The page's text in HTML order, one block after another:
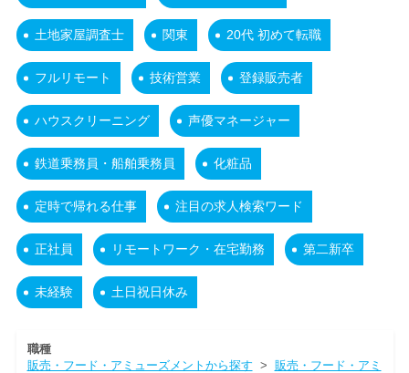
土地家屋調査士 関東 20代 初めて転職
フルリモート 技術営業 登録販売者
ハウスクリーニング 声優マネージャー
鉄道乗務員・船舶乗務員 化粧品
定時で帰れる仕事 注目の求人検索ワード
正社員 リモートワーク・在宅勤務 第二新卒
未経験 土日祝日休み
職種
販売・フード・アミューズメントから探す > 販売・フード・アミ